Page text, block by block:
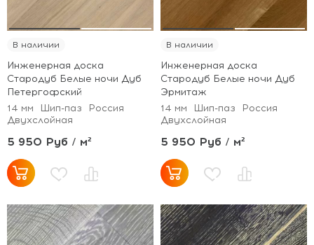
В наличии
Инженерная доска
Стародуб Белые ночи Дуб
Петергофский
14 мм
Шип-паз
Россия
Двухслойная
5 950 Руб / м²
В наличии
Инженерная доска
Стародуб Белые ночи Дуб
Эрмитаж
14 мм
Шип-паз
Россия
Двухслойная
5 950 Руб / м²